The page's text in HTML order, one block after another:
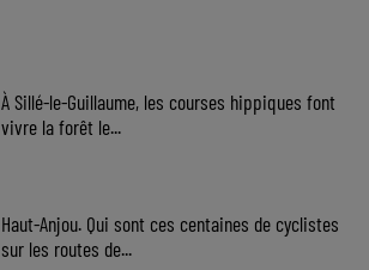
À Sillé-le-Guillaume, les courses hippiques font
vivre la forêt le...
Haut-Anjou. Qui sont ces centaines de cyclistes
sur les routes de...